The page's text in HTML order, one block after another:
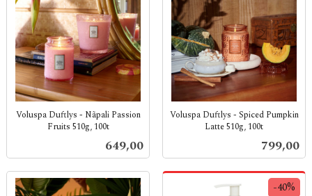
Voluspa Duftlys - Nãpali Passion
Fruits 510g, 100t
Pris
649,00
Voluspa Duftlys - Spiced Pumpkin
Latte 510g, 100t
Pris
799,00
-40%